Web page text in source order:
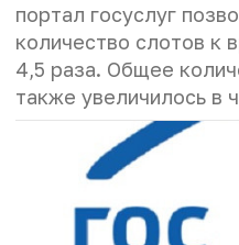
портал госуслуг
количество слотов к
4,5 раза. Общее
также увеличилось в